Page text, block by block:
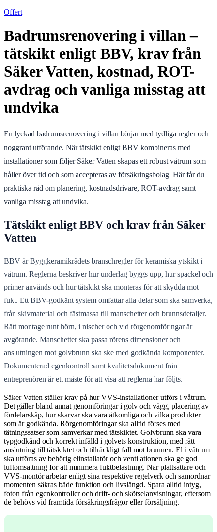
Offert
Badrumsrenovering i villan –
tätskikt enligt BBV, krav från
Säker Vatten, kostnad, ROT-
avdrag och vanliga misstag att
undvika
En lyckad badrumsrenovering i villan börjar med tydliga regler och
noggrant utförande. När tätskikt enligt BBV kombineras med
installationer som följer Säker Vatten skapas ett robust våtrum som
håller över tid och som accepteras av försäkringsbolag. Här får du
praktiska råd om planering, kostnadsdrivare, ROT-avdrag samt
vanliga misstag att undvika.
Tätskikt enligt BBV och krav från Säker
Vatten
BBV är Byggkeramikrådets branschregler för keramiska ytskikt i
våtrum. Reglerna beskriver hur underlag byggs upp, hur spackel och
primer används och hur tätskikt ska monteras för att skydda mot
fukt. Ett BBV-godkänt system omfattar alla delar som ska samverka,
från skivmaterial och fästmassa till manschetter och brunnsdetaljer.
Rätt montage runt hörn, i nischer och vid rörgenomföringar är
avgörande. Manschetter ska passa rörens dimensioner och
anslutningen mot golvbrunn ska ske med godkända komponenter.
Dokumenterad egenkontroll samt kvalitetsdokument från
entreprenören är ett måste för att visa att reglerna har följts.
Säker Vatten ställer krav på hur VVS-installationer utförs i våtrum.
Det gäller bland annat genomföringar i golv och vägg, placering av
fördelarskåp, hur skarvar ska vara åtkomliga och vilka produkter
som är godkända. Rörgenomföringar ska alltid förses med
tätningssatser som samverkar med tätskiktet. Golvbrunn ska vara
typgodkänd och korrekt infälld i golvets konstruktion, med rätt
anslutning till tätskiktet och tillräckligt fall mot brunnen. El i våtrum
ska utföras av behörig elinstallatör och ventilationen ska ge god
luftomsättning för att minimera fuktbelastning. När plattsättare och
VVS-montör arbetar enligt sina respektive regelverk och samordnar
momenten säkras både funktion och livslängd. Spara alltid intyg,
foton från egenkontroller och drift- och skötselanvisningar, eftersom
de behövs vid framtida försäkringsfrågor eller försäljning.